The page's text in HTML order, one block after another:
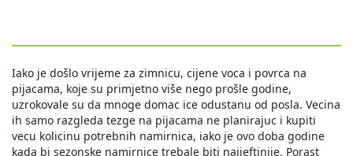
Iako je došlo vrijeme za zimnicu, cijene voca i povrca na
pijacama, koje su primjetno više nego prošle godine,
uzrokovale su da mnoge domac ice odustanu od posla. Vecina
ih samo razgleda tezge na pijacama ne planirajuc i kupiti
vecu kolicinu potrebnih namirnica, iako je ovo doba godine
kada bi sezonske namirnice trebale biti najjeftinije. Porast